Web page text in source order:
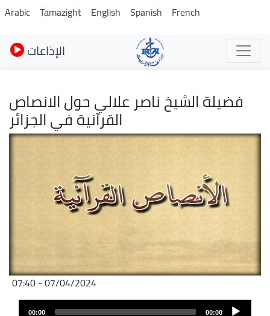
Skip
to
main
content
Arabic Tamazight English Spanish French
الإذاعات
فضيلة الشيخ ناصر علالي حول الانصاص
القرآنية في الجزائر
Image
07/04/2024 - 07:40
Fichier
audio
00:00
00:00